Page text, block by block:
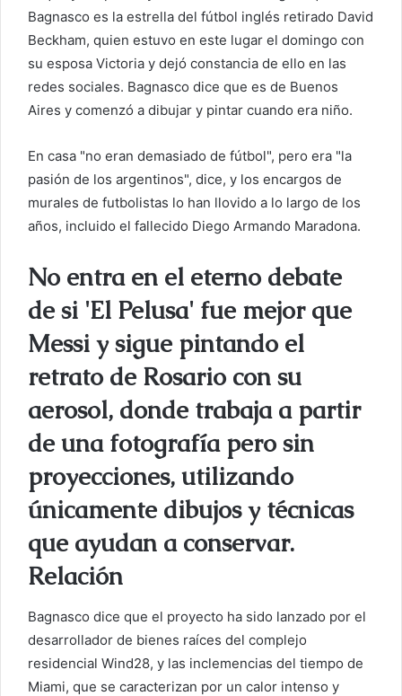
Bagnasco es la estrella del fútbol inglés retirado David
Beckham, quien estuvo en este lugar el domingo con
su esposa Victoria y dejó constancia de ello en las
redes sociales. Bagnasco dice que es de Buenos
Aires y comenzó a dibujar y pintar cuando era niño.
En casa "no eran demasiado de fútbol", pero era "la
pasión de los argentinos", dice, y los encargos de
murales de futbolistas lo han llovido a lo largo de los
años, incluido el fallecido Diego Armando Maradona.
No entra en el eterno debate
de si 'El Pelusa' fue mejor que
Messi y sigue pintando el
retrato de Rosario con su
aerosol, donde trabaja a partir
de una fotografía pero sin
proyecciones, utilizando
únicamente dibujos y técnicas
que ayudan a conservar.
Relación
Bagnasco dice que el proyecto ha sido lanzado por el
desarrollador de bienes raíces del complejo
residencial Wind28, y las inclemencias del tiempo de
Miami, que se caracterizan por un calor intenso y